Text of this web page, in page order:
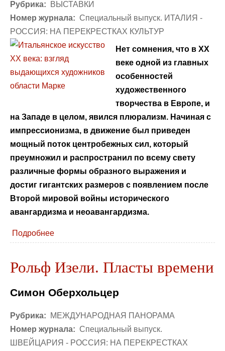
Рубрика:
ВЫСТАВКИ
Номер журнала: Специальный выпуск. ИТАЛИЯ -
РОССИЯ: НА ПЕРЕКРЕСТКАХ КУЛЬТУР
Нет сомнения, что в XX
веке одной из главных
особенностей
художественного
творчества в Европе, и
на Западе в целом, явился плюрализм. Начиная с
импрессионизма, в движение был приведен
мощный поток центробежных сил, который
преумножил и распространил по всему свету
различные формы образного выражения и
достиг гигантских размеров с появлением после
Второй мировой войны исторического
авангардизма и неоавангардизма.
Подробнее
Рольф Изели. Пласты времени
Симон Оберхольцер
Рубрика:
МЕЖДУНАРОДНАЯ ПАНОРАМА
Номер журнала: Специальный выпуск.
ШВЕЙЦАРИЯ - РОССИЯ: НА ПЕРЕКРЕСТКАХ